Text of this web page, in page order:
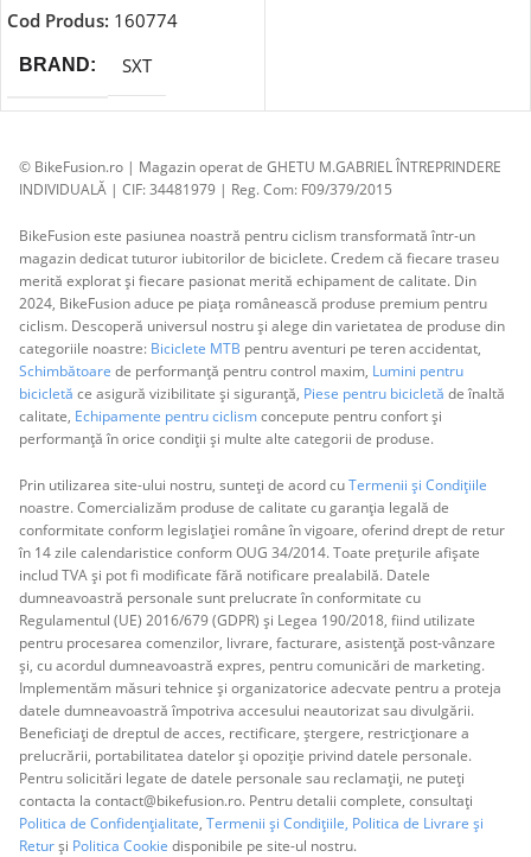
Cod Produs: 160774
BRAND SXT
© BikeFusion.ro | Magazin operat de GHETU M.GABRIEL ÎNTREPRINDERE
INDIVIDUALĂ | CIF: 34481979 | Reg. Com: F09/379/2015
BikeFusion este pasiunea noastră pentru ciclism transformată într-un
magazin dedicat tuturor iubitorilor de biciclete. Credem că fiecare traseu
merită explorat și fiecare pasionat merită echipament de calitate. Din
2024, BikeFusion aduce pe piața românească produse premium pentru
ciclism. Descoperă universul nostru și alege din varietatea de produse din
categoriile noastre: Biciclete MTB pentru aventuri pe teren accidentat,
Schimbătoare de performanță pentru control maxim, Lumini pentru
bicicletă ce asigură vizibilitate și siguranță, Piese pentru bicicletă de înaltă
calitate, Echipamente pentru ciclismconcepute pentru confort și
performanță în orice condiții și multe alte categorii de produse.
Prin utilizarea site-ului nostru, sunteți de acord cuTermenii și Condițiile
noastre. Comercializăm produse de calitate cu garanția legală de
conformitate conform legislației române în vigoare, oferind drept de retur
în 14 zile calendaristice conform OUG 34/2014. Toate prețurile afișate
includ TVA și pot fi modificate fără notificare prealabilă. Datele
dumneavoastră personale sunt prelucrate în conformitate cu
Regulamentul (UE) 2016/679 (GDPR) și Legea 190/2018, fiind utilizate
pentru procesarea comenzilor, livrare, facturare, asistență post-vânzare
și, cu acordul dumneavoastră expres, pentru comunicări de marketing.
Implementăm măsuri tehnice și organizatorice adecvate pentru a proteja
datele dumneavoastră împotriva accesului neautorizat sau divulgării.
Beneficiați de dreptul de acces, rectificare, ștergere, restricționare a
prelucrării, portabilitatea datelor și opoziție privind datele personale.
Pentru solicitări legate de datele personale sau reclamații, ne puteți
contacta la contact@bikefusion.ro. Pentru detalii complete, consultați
Politica de Confidențialitate, Termenii și Condițiile, Politica de Livrare și
Returși Politica Cookie disponibile pe site-ul nostru.